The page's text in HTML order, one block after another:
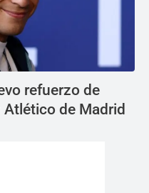
refuerzo de
de Madrid